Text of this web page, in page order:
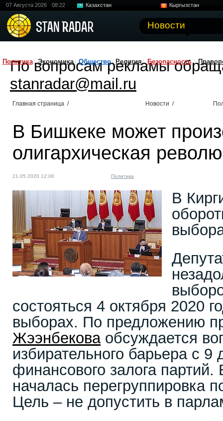
07 Августа 2026 08:22 Казахстан
Кыргызстан
Новости
Политика Экономика Общество Религия Безопасность
По вопросам рекламы
stanradar@mail.ru
Главная страница / Новости /
В Бишкеке может
олигархическая
21.05.2020 12:00 Политика
В
состояться 4 октября 2020
выборах. По предложению
Жээнбековаобсуждается
избирательного барьера с
финансового залога
началась перегруппировка
Цель – не допустить в